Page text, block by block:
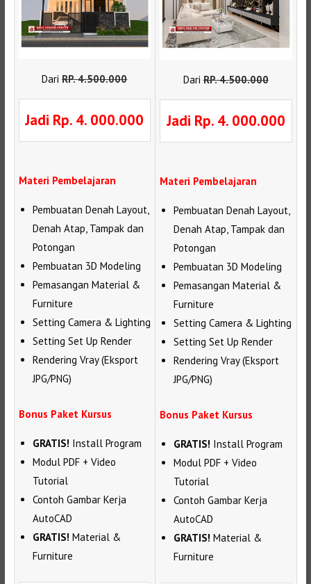
DariRP.4.500.000
Jadi Rp. 4. 000.000
Materi Pembelajaran
Pembuatan Denah Layout,
Denah Atap, Tampak dan
Potongan
Pembuatan 3D Modeling
Pemasangan Material &
Furniture
Setting Camera & Lighting
Setting Set Up Render
Rendering Vray (Eksport
JPG/PNG)
Bonus Paket Kursus
GRATIS! Install Program
Modul PDF + Video
Tutorial
Contoh Gambar Kerja
AutoCAD
GRATIS! Material &
Furniture
DariRP.4.500.000
Jadi Rp. 4. 000.000
Materi Pembelajaran
Pembuatan Denah Layout,
Denah Atap, Tampak dan
Potongan
Pembuatan 3D Modeling
Pemasangan Material &
Furniture
Setting Camera & Lighting
Setting Set Up Render
Rendering Vray (Eksport
JPG/PNG)
Bonus Paket Kursus
GRATIS! Install Program
Modul PDF + Video
Tutorial
Contoh Gambar Kerja
AutoCAD
GRATIS! Material &
Furniture